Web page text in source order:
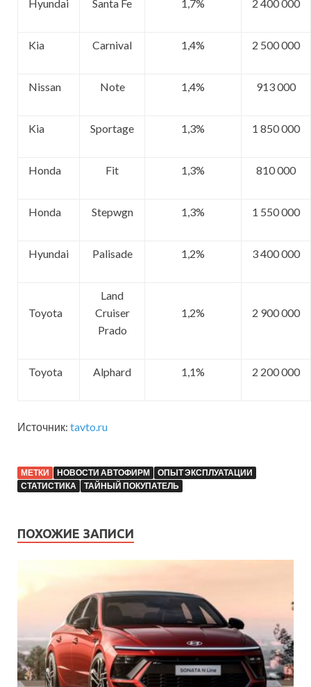
Hyundai Santa Fe 1,7% 2 400 000
Kia Carnival 1,4% 2 500 000
Nissan Note 1,4% 913 000
Kia Sportage 1,3% 1 850 000
Honda Fit 1,3% 810 000
Honda Stepwgn 1,3% 1 550 000
Hyundai Palisade 1,2% 3 400 000
Toyota
Land
Cruiser
Prado
1,2% 2 900 000
Toyota Alphard 1,1% 2 200 000
Источник: tavto.ru
МЕТКИ НОВОСТИ АВТОФИРМ
ОПЫТ ЭКСПЛУАТАЦИИ
СТАТИСТИКА
ТАЙНЫЙ ПОКУПАТЕЛЬ
ПОХОЖИЕ ЗАПИСИ